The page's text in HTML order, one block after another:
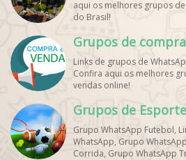
aqui os melhores grupos
do Brasil!
Grupos de
Links de grupos de
Confira aqui os melhores
vendas online!
Grupos de Esporte
Grupo WhatsApp Futebol,
WhatsApp, Grupo
Corrida, Grupo WhatsApp